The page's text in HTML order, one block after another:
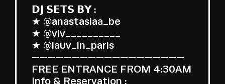
𝗗𝗝 𝗦𝗘𝗧𝗦 𝗕𝗬 :
★ @anastasiaa_be
★ @viv__________
★ @lauv_in_paris
———————————————————
FREE ENTRANCE FROM 4:30AM
Info & Reservation :